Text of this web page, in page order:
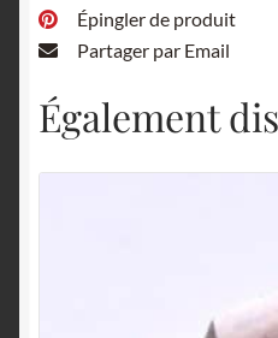
Épingler de produit
Partager par Email
Également